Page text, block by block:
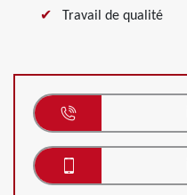
Travail de qualité